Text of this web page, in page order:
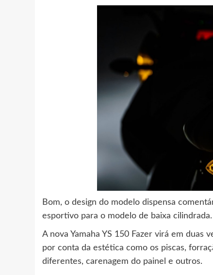
Bom, o design do modelo dispensa
esportivo para o modelo de baixa
A nova Yamaha YS 150 Fazer virá em duas
por conta da estética como os piscas,
diferentes, carenagem do painel e outros.